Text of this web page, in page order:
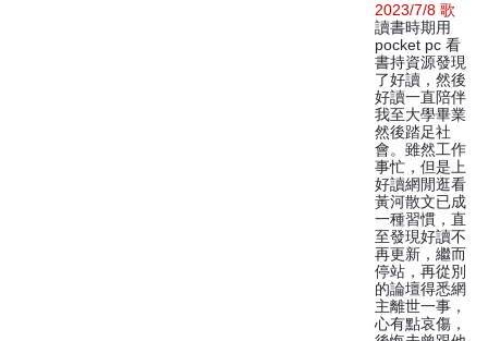
2023/7/8 歌
讀書時期用
pocket pc 看
書持資源發現
了好讀，然後
好讀一直陪伴
我至大學畢業
然後踏足社
會。雖然工作
事忙，但是上
好讀網閒逛看
黃河散文已成
一種習慣，直
至發現好讀不
再更新，繼而
停站，再從別
的論壇得悉網
主離世一事，
心有點哀傷，